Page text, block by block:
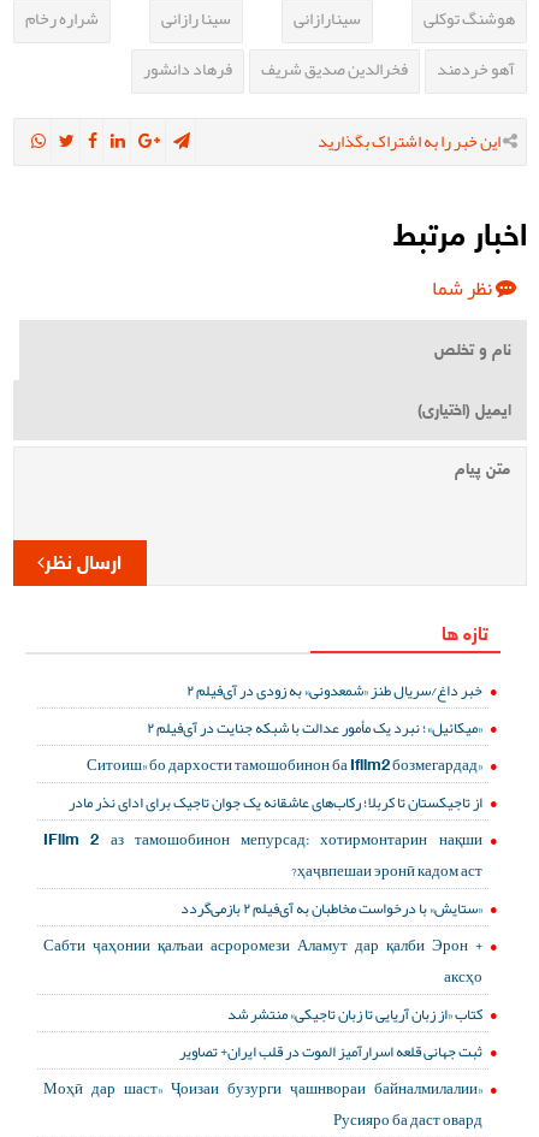
هوشنگ توکلی
سینارازانی سینا رازانی
شراره رخام
آهو خردمند
فخرالدین صدیق شریف فرهاد دانشور
این خبر را به اشتراک بگذارید
اخبار مرتبط
نظر شما
ارسال نظر
تازه ها
خبر داغ/سریال طنز «شمعدونی» به زودی در آی‌فیلم ۲
«میکائیل»؛ نبرد یک مأمور عدالت با شبکه جنایت در آی‌فیلم ۲
«Ситоиш» бо дархости тамошобинон ба Ifilm2 бозмегардад
از تاجیکستان تا کربلا؛ رکاب‌های عاشقانه یک جوان تاجیک برای ادای نذر مادر
IFilm 2 аз тамошобинон мепурсад: хотирмонтарин нақши
ҳаҷвпешаи эронӣ кадом аст?
«ستایش» با درخواست مخاطبان به آی‌فیلم ۲ بازمی‌گردد
Сабти ҷаҳонии қалъаи асроромези Аламут дар қалби Эрон +
аксҳо
کتاب «از زبان آریایی تا زبان تاجیکی» منتشر شد
ثبت جهانی قلعه اسرارآمیز الموت در قلب ایران+ تصاویر
«Моҳӣ дар шаст» Ҷоизаи бузурги ҷашнвораи байналмилалии
Русияро ба даст овард